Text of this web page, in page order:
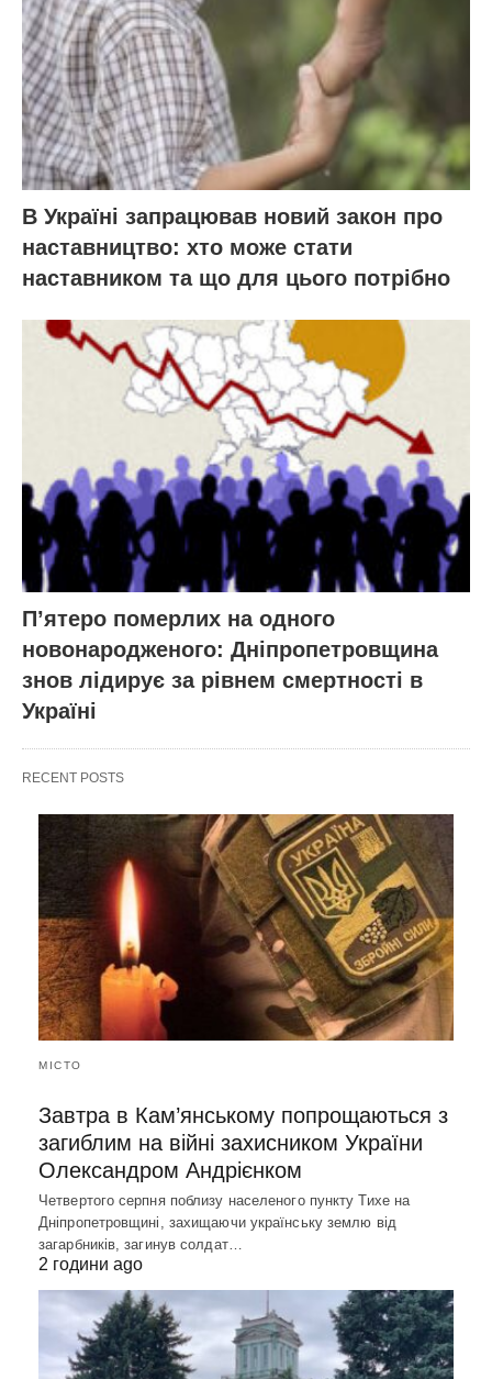
В Україні запрацював новий закон про
наставництво: хто може стати
наставником та що для цього потрібно
П’ятеро померлих на одного
новонародженого: Дніпропетровщина
знов лідирує за рівнем смертності в
Україні
RECENT POSTS
МІСТО
Завтра в Кам’янському попрощаються з
загиблим на війні захисником України
Олександром Андрієнком
Четвертого серпня поблизу населеного пункту Тихе на
Дніпропетровщині, захищаючи українську землю від
загарбників, загинув солдат…
2 години ago